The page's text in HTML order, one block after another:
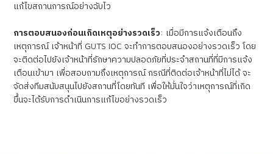
แก้ไขสถานการณ์อย่างฉับไว
การตอบสนองก่อนเกิดเหตุอย่างรวดเร็ว: เมื่อมีการแจ้งเตือนถึง
เหตุการณ์ เจ้าหน้าที่ GUTS IOC จะทำการตอบสนองอย่างรวดเร็ว โดย
จะติดต่อไปยังเจ้าหน้าที่รักษาความปลอดภัยที่ประจำสถานที่ที่มีการแจ้ง
เตือนเข้ามา เพื่อสอบถามถึงเหตุการณ์ กรณีที่ติดต่อเจ้าหน้าที่ไม่ได้ จะ
จัดส่งทีมสนับสนุนไปยังสถานที่โดยทันที เพื่อให้มั่นใจว่าเหตุการณ์ที่เกิด
ขึ้นจะได้รับการดำเนินการแก้ไขอย่างรวดเร็ว